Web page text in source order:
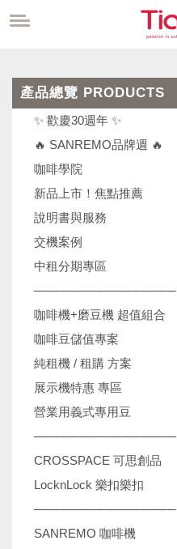
產品總覽 PRODUCTS
✨ 歡慶30週年 ✨
🔥 SANREMO品牌週 🔥
咖啡學院
新品上市！焦點推薦
說明書與服務
交機案例
中租分期專區
────────────────
咖啡機+磨豆機 超值組合
咖啡豆儲值專案
純租機 / 租購 方案
展示機特惠 專區
營業用義式專用豆
────────────────
CROSSPACE 可思創品
LocknLock 樂扣樂扣
────────────────
SANREMO 咖啡機